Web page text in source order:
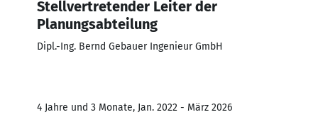
Stellvertretender Leiter der
Planungsabteilung
Dipl.-Ing. Bernd Gebauer Ingenieur GmbH
4 Jahre und 3 Monate, Jan. 2022 - März 2026